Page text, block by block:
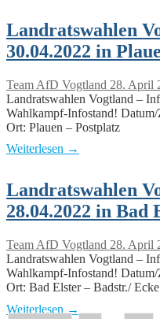
Landratswahlen
30.04.2022 in
Team AfD Vogtland 28. April
Landratswahlen Vogtland –
Wahlkampf-Infostand!
Ort: Plauen – Postplatz
Weiterlesen →
Landratswahlen
28.04.2022 in Bad
Team AfD Vogtland 28. April
Landratswahlen Vogtland –
Wahlkampf-Infostand!
Ort: Bad Elster – Badstr./
Weiterlesen →